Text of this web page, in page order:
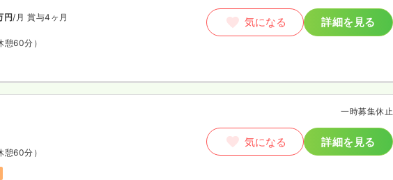
円/月 賞与4ヶ月
憩60分）
気になる 詳細を見る
一時募集休止
憩60分）
気になる 詳細を見る